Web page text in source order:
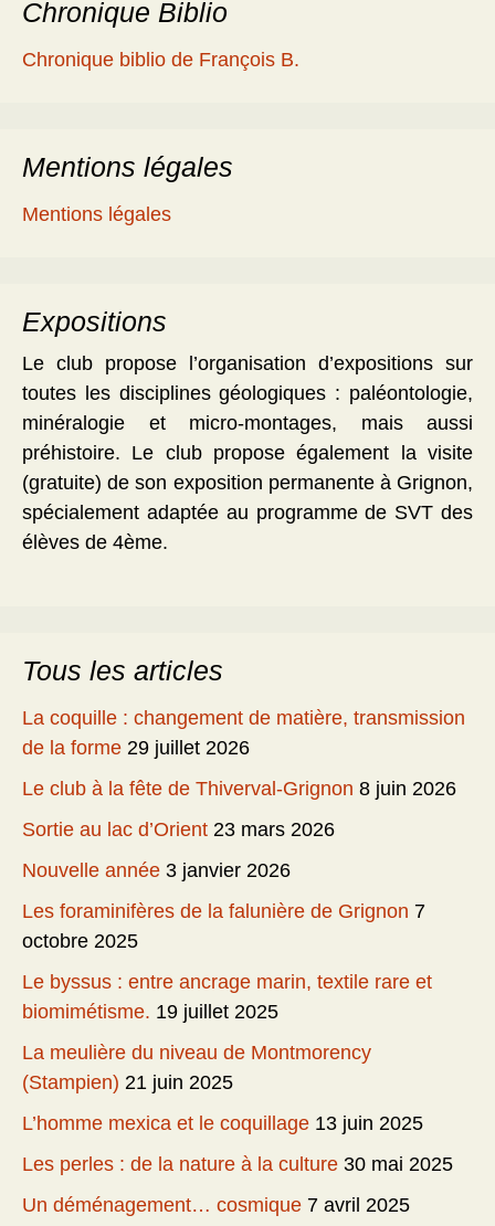
Chronique Biblio
Chronique biblio de François B.
Mentions légales
Mentions légales
Expositions
Le club propose l’organisation d’expositions sur
toutes les disciplines géologiques : paléontologie,
minéralogie et micro-montages, mais aussi
préhistoire. Le club propose également la visite
(gratuite) de son exposition permanente à Grignon,
spécialement adaptée au programme de SVT des
élèves de 4ème.
Tous les articles
La coquille : changement de matière, transmission
de la forme 29 juillet 2026
Le club à la fête de Thiverval-Grignon 8 juin 2026
Sortie au lac d’Orient 23 mars 2026
Nouvelle année 3 janvier 2026
Les foraminifères de la falunière de Grignon 7
octobre 2025
Le byssus : entre ancrage marin, textile rare et
biomimétisme. 19 juillet 2025
La meulière du niveau de Montmorency
(Stampien) 21 juin 2025
L’homme mexica et le coquillage 13 juin 2025
Les perles : de la nature à la culture 30 mai 2025
Un déménagement… cosmique 7 avril 2025